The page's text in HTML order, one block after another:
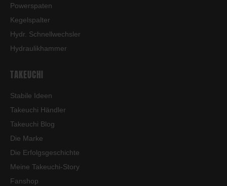
Powerspaten
Kegelspalter
Hydr. Schnellwechsler
Hydraulikhammer
TAKEUCHI
Stabile Ideen
Takeuchi Händler
Takeuchi Blog
Die Marke
Die Erfolgsgeschichte
Meine Takeuchi-Story
Fanshop